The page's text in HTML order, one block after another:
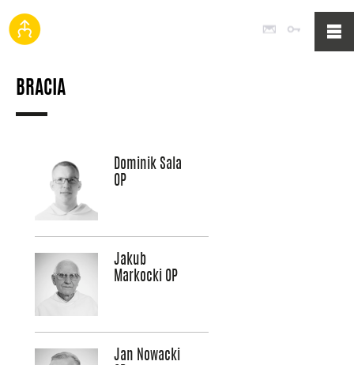
Poczta
BRACIA
Dominik Sala
OP
Jakub
Markocki OP
Jan Nowacki